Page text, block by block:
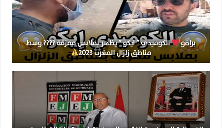
برافو
الكوميدي ” ايكو ” يظهر بملابس ممزقة ???? وسط
مناطق زلزال المغرب 2023